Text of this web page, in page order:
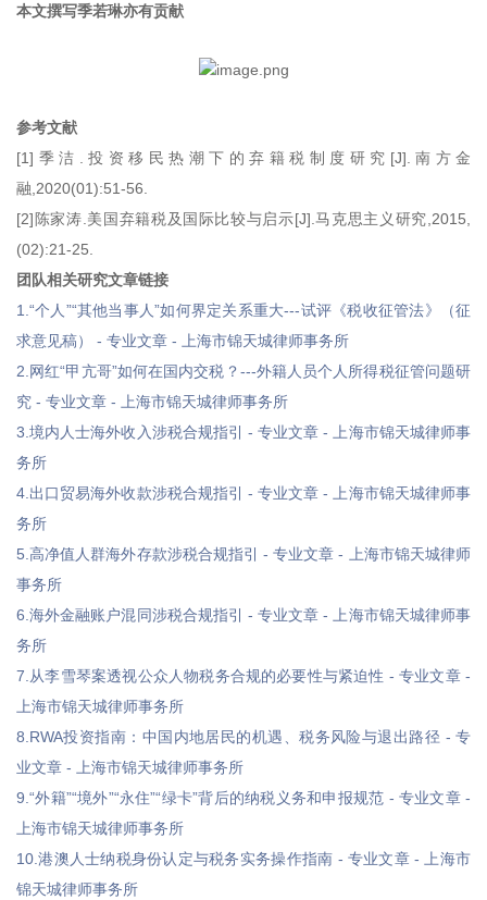
本文撰写季若琳亦有贡献
参考文献
[1]季洁.投资移民热潮下的弃籍税制度研究[J].南方金
融,2020(01):51-56.
[2]陈家涛.美国弃籍税及国际比较与启示[J].马克思主义研究,2015,
(02):21-25.
团队相关研究文章链接
1.“个人”“其他当事人”如何界定关系重大---试评《税收征管法》（征
求意见稿） - 专业文章 - 上海市锦天城律师事务所
2.网红“甲亢哥”如何在国内交税？---外籍人员个人所得税征管问题研
究 - 专业文章 - 上海市锦天城律师事务所
3.境内人士海外收入涉税合规指引 - 专业文章 - 上海市锦天城律师事
务所
4.出口贸易海外收款涉税合规指引 - 专业文章 - 上海市锦天城律师事
务所
5.高净值人群海外存款涉税合规指引 - 专业文章 - 上海市锦天城律师
事务所
6.海外金融账户混同涉税合规指引 - 专业文章 - 上海市锦天城律师事
务所
7.从李雪琴案透视公众人物税务合规的必要性与紧迫性 - 专业文章 -
上海市锦天城律师事务所
8.RWA投资指南：中国内地居民的机遇、税务风险与退出路径 - 专
业文章 - 上海市锦天城律师事务所
9.“外籍”“境外”“永住”“绿卡”背后的纳税义务和申报规范 - 专业文章 -
上海市锦天城律师事务所
10.港澳人士纳税身份认定与税务实务操作指南 - 专业文章 - 上海市
锦天城律师事务所